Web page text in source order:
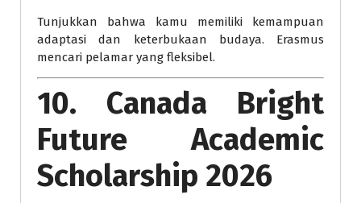
Tunjukkan bahwa kamu memiliki kemampuan
adaptasi dan keterbukaan budaya. Erasmus
mencari pelamar yang fleksibel.
10. Canada Bright
Future Academic
Scholarship 2026